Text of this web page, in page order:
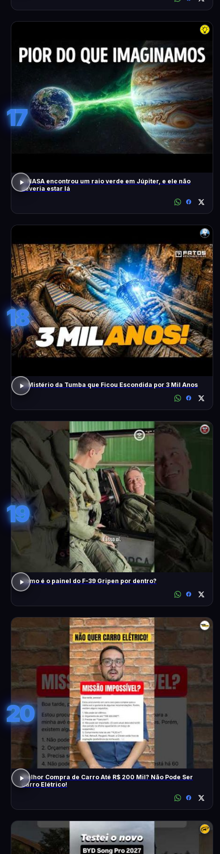
17
A NASA encontrou um raio verde em Júpiter, e ele não
deveria estar lá
18
O Mistério da Tumba que Ficou Escondida por 3 Mil Anos
19
Como é o painel do F-39 Gripen por dentro?
20
Melhor Compra de Carro Até R$ 200 Mil? Não Pode Ser
Carro Elétrico!